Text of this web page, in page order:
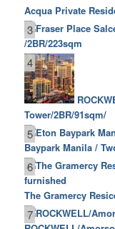
Acqua Private
3
/2BR/223sqm
4
Tower/2BR/91sqm/
5
Baypark Manila /
6
The Gramercy
7